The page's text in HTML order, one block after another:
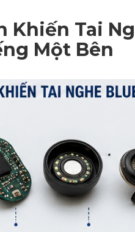
Khiến Tai
Một Bên